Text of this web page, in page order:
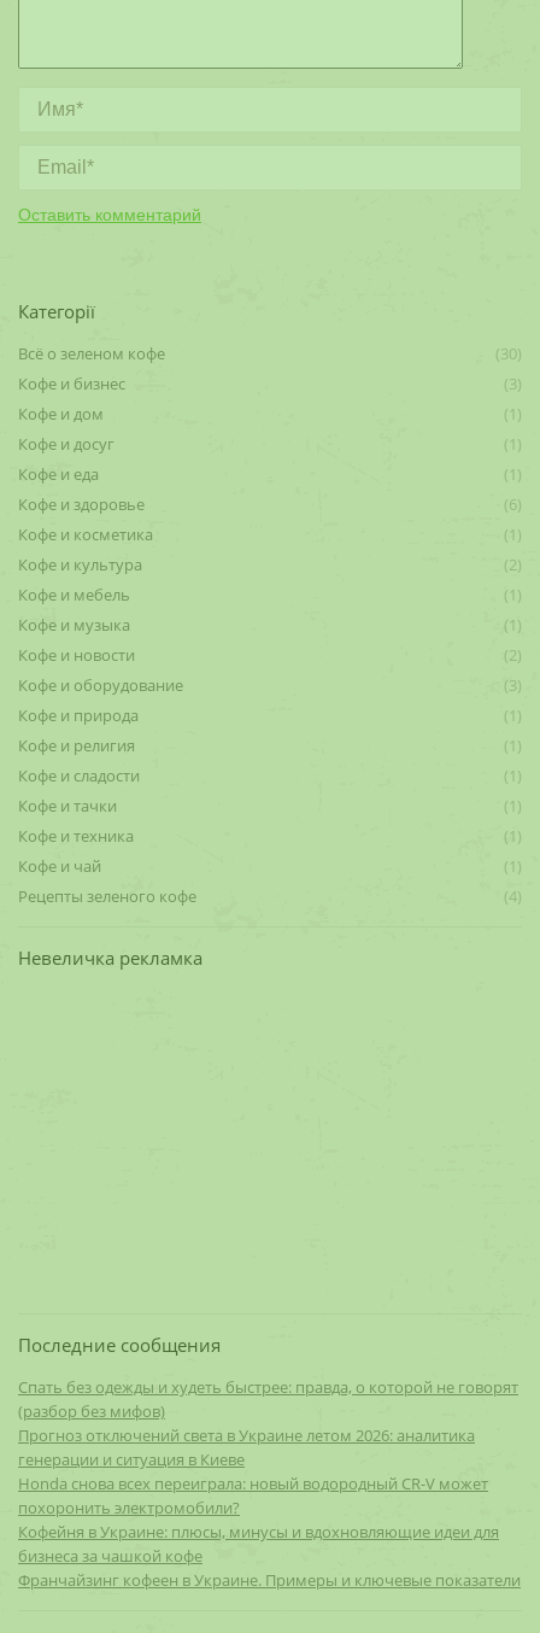
Имя *
Email *
Оставить комментарий
Категорії
Всё о зеленом кофе
(30)
Кофе и бизнес
(3)
Кофе и дом
(1)
Кофе и досуг
(1)
Кофе и еда
(1)
Кофе и здоровье
(6)
Кофе и косметика
(1)
Кофе и культура
(2)
Кофе и мебель
(1)
Кофе и музыка
(1)
Кофе и новости
(2)
Кофе и оборудование
(3)
Кофе и природа
(1)
Кофе и религия
(1)
Кофе и сладости
(1)
Кофе и тачки
(1)
Кофе и техника
(1)
Кофе и чай
(1)
Рецепты зеленого кофе
(4)
Невеличка рекламка
Последние сообщения
Спать без одежды и худеть быстрее: правда, о которой не говорят
(разбор без мифов)
Прогноз отключений света в Украине летом 2026: аналитика
генерации и ситуация в Киеве
Honda снова всех переиграла: новый водородный CR-V может
похоронить электромобили?
Кофейня в Украине: плюсы, минусы и вдохновляющие идеи для
бизнеса за чашкой кофе
Франчайзинг кофеен в Украине. Примеры и ключевые показатели